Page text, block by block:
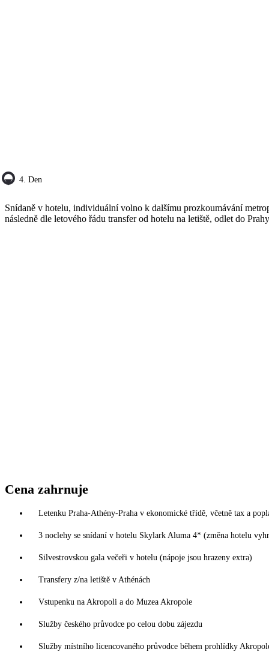
4. Den
Snídaně v hotelu, individuální volno k dalšímu prozkoumávání
následně dle letového řádu transfer od hotelu na letiště, odlet do
Cena zahrnuje
Letenku Praha-Athény-Praha v ekonomické třídě, včetně tax a
3 noclehy se snídaní v hotelu Skylark Aluma 4* (změna hotelu
Silvestrovskou gala večeři v hotelu (nápoje jsou hrazeny extra)
Transfery z/na letiště v Athénách
Vstupenku na Akropoli a do Muzea Akropole
Služby českého průvodce po celou dobu zájezdu
Služby místního licencovaného průvodce během prohlídky